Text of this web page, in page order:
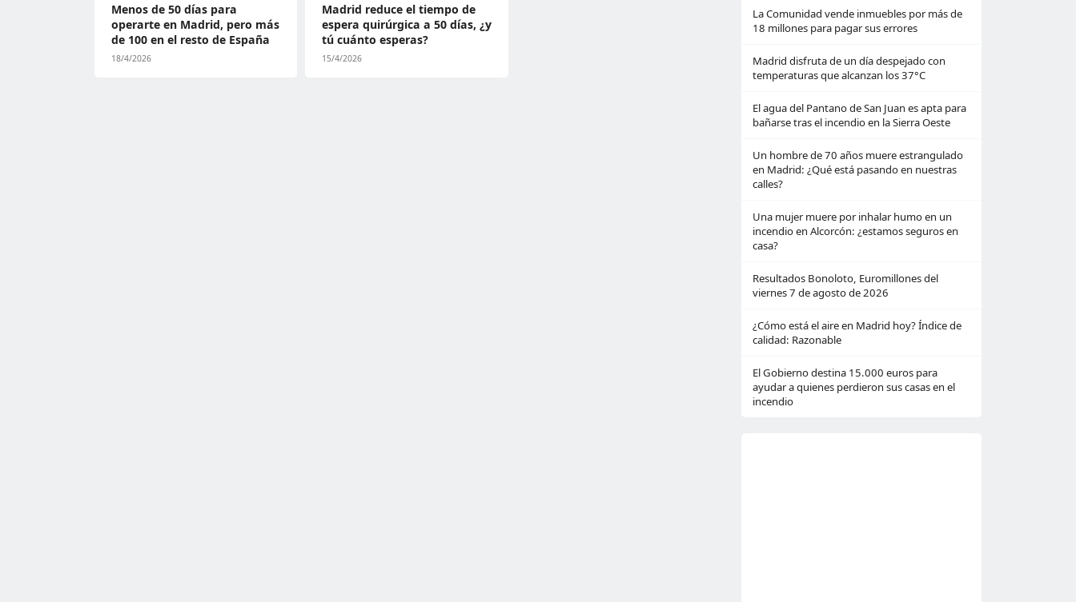
Menos de 50 días para
operarte en Madrid, pero más
de 100 en el resto de España
18/4/2026
Madrid reduce el tiempo de
espera quirúrgica a 50 días, ¿y
tú cuánto esperas?
15/4/2026
La Comunidad vende inmuebles por más de
18 millones para pagar sus errores
Madrid disfruta de un día despejado con
temperaturas que alcanzan los 37°C
El agua del Pantano de San Juan es apta para
bañarse tras el incendio en la Sierra Oeste
Un hombre de 70 años muere estrangulado
en Madrid: ¿Qué está pasando en nuestras
calles?
Una mujer muere por inhalar humo en un
incendio en Alcorcón: ¿estamos seguros en
casa?
Resultados Bonoloto, Euromillones del
viernes 7 de agosto de 2026
¿Cómo está el aire en Madrid hoy? Índice de
calidad: Razonable
El Gobierno destina 15.000 euros para
ayudar a quienes perdieron sus casas en el
incendio